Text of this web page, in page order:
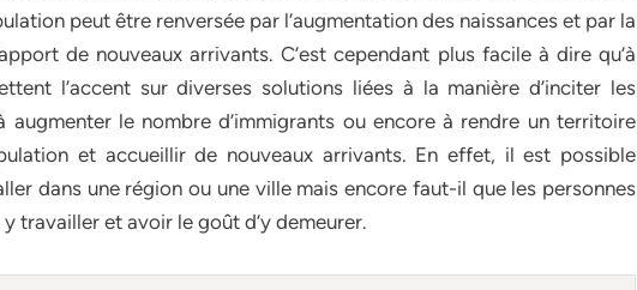
peut être renversée par l’augmentation des naissances et par la
de nouveaux arrivants. C’est cependant plus facile à dire qu’à
l’accent sur diverses solutions liées à la manière d’inciter les
augmenter le nombre d’immigrants ou encore à rendre un territoire
et accueillir de nouveaux arrivants. En effet, il est possible
dans une région ou une ville mais encore faut-il que les personnes
travailler et avoir le goût d’y demeurer.